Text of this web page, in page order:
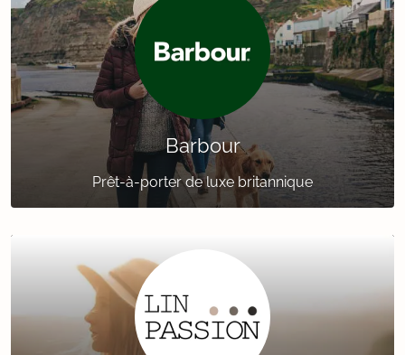
Barbour
Prêt-à-porter de luxe britannique